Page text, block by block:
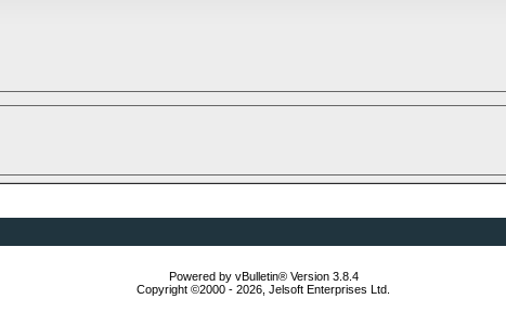
Powered by vBulletin® Version 3.8.4
Copyright ©2000 - 2026, Jelsoft Enterprises Ltd.